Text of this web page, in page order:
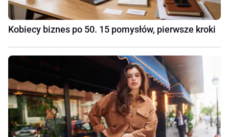
Kobiecy biznes po 50. 15 pomysłów, pierwsze kroki